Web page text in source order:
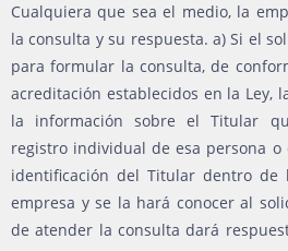
Cualquiera que sea el medio, la
la consulta y su respuesta. a) Si el
para formular la consulta, de
acreditación establecidos en la Ley,
la información sobre el Titular
registro individual de esa persona
identificación del Titular dentro de
empresa y se la hará conocer al
de atender la consulta dará